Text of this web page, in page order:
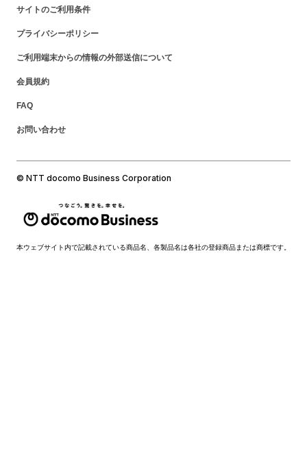
サイトのご利用条件
プライバシーポリシー
ご利用端末からの情報の外部送信について
会員規約
FAQ
お問い合わせ
© NTT docomo Business Corporation
本ウェブサイト内で記載されている商品名、各製品名は各社の登録商品または商標です。